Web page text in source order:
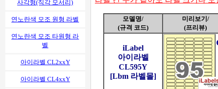
사각형(직각 모서리)
연노란색 모조 원형 라벨
연노란색 모조 타원형 라
벨
아이라벨 CL2xxY
아이라벨 CL4xxY
모델명/
(규격 코드)
미리보기/
(프리뷰)
iLabel
아이라벨
CL595Y
[Lbm 라벨몰]